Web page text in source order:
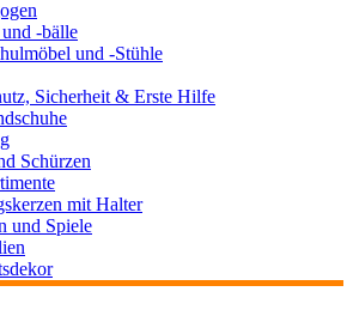
-bälle
und -Stühle
Sicherheit & Erste Hilfe
Schürzen
mit Halter
und Spiele